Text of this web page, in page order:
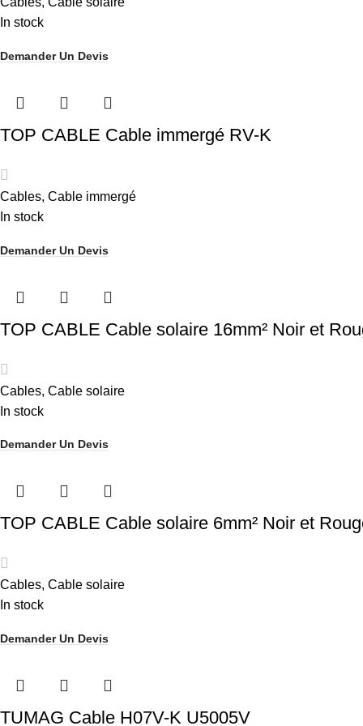
In stock
Demander Un Devis
TOP CABLE Cable immergé RV-K
Cables, Cable immergé
In stock
Demander Un Devis
TOP CABLE Cable solaire 16mm² Noir et
Cables, Cable solaire
In stock
Demander Un Devis
TOP CABLE Cable solaire 6mm² Noir et
Cables, Cable solaire
In stock
Demander Un Devis
TUMAG Cable H07V-K U5005V